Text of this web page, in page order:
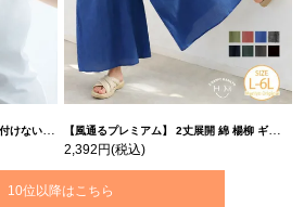
ハッピーマリリン 【風通るプレミアム】 2丈展開 綿 楊柳 ギャザー フレア スカンツ 【ウェストゴム】 | 大きいサイズの通販ならハッピーマリリン
2,392円(税込)
10位以降はこちら